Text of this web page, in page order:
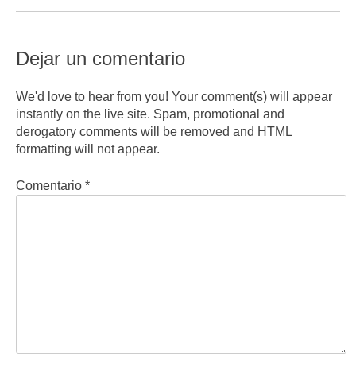
Dejar un comentario
We'd love to hear from you! Your comment(s) will appear
instantly on the live site. Spam, promotional and
derogatory comments will be removed and HTML
formatting will not appear.
Comentario *